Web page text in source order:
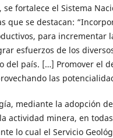
fortalece el Sistema
que se destacan:
para
esfuerzos de los
del país. […] Promover el
las
mediante la adopción
actividad minera, en
lo cual el Servicio